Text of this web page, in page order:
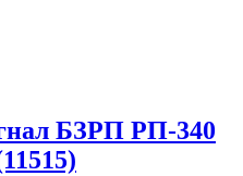
БЗРП РП-340